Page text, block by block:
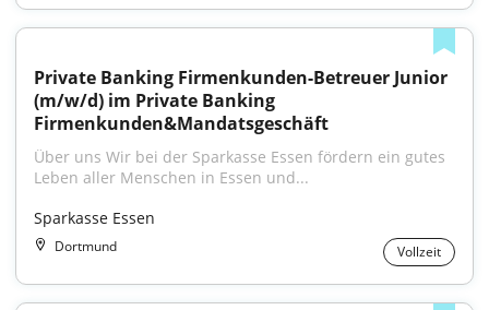
Private Banking Firmenkunden-Betreuer Junior
(m/w/d) im Private Banking
Firmenkunden&Mandatsgeschäft
Über uns Wir bei der Sparkasse Essen fördern ein gutes
Leben aller Menschen in Essen und...
Sparkasse Essen
Dortmund Vollzeit